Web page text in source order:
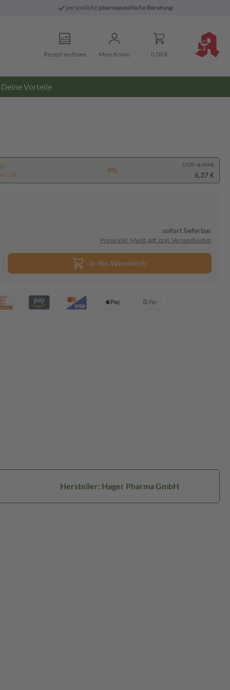
persönliche pharmazeutische Beratung
Rezept einlösen Mein Konto 0,00 €
Deine Vorteile
/ 1 l)
-9%
UVP: 6,99 €
6,37 €
sofort lieferbar
Preise inkl. MwSt. ggf. zzgl. Versandkosten
In den Warenkorb
Hersteller: Hager Pharma GmbH